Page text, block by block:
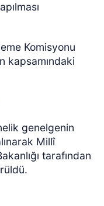
Komisyonu
kapsamındaki
genelgenin
Millî
tarafından